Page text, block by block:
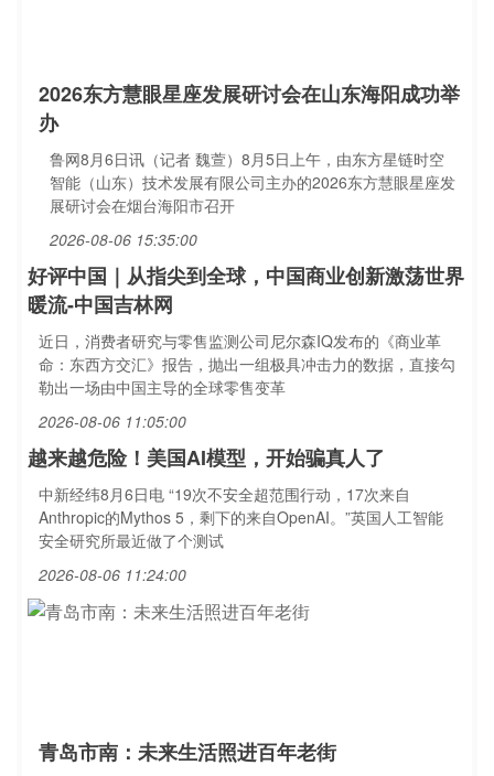
2026东方慧眼星座发展研讨会在山东海阳成功举
办
鲁网8月6日讯（记者 魏萱）8月5日上午，由东方星链时空
智能（山东）技术发展有限公司主办的2026东方慧眼星座发
展研讨会在烟台海阳市召开
2026-08-06 15:35:00
好评中国｜从指尖到全球，中国商业创新激荡世界
暖流-中国吉林网
近日，消费者研究与零售监测公司尼尔森IQ发布的《商业革
命：东西方交汇》报告，抛出一组极具冲击力的数据，直接勾
勒出一场由中国主导的全球零售变革
2026-08-06 11:05:00
越来越危险！美国AI模型，开始骗真人了
中新经纬8月6日电 “19次不安全超范围行动，17次来自
Anthropic的Mythos 5，剩下的来自OpenAI。”英国人工智能
安全研究所最近做了个测试
2026-08-06 11:24:00
青岛市南：未来生活照进百年老街